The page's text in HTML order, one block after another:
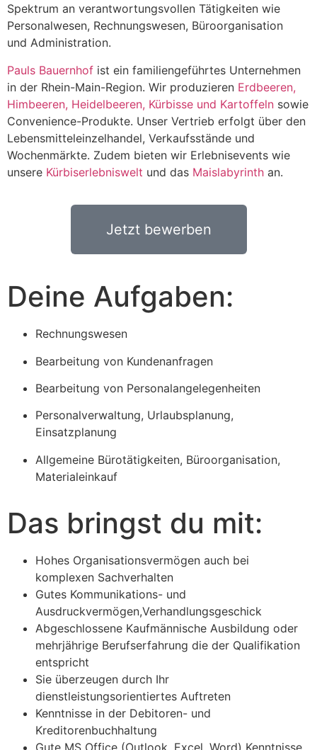
Spektrum an verantwortungsvollen Tätigkeiten wie
Personalwesen, Rechnungswesen, Büroorganisation
und Administration.
Pauls Bauernhof ist ein familiengeführtes Unternehmen
in der Rhein-Main-Region. Wir produzieren Erdbeeren,
Himbeeren, Heidelbeeren, Kürbisse und Kartoffeln sowie
Convenience-Produkte. Unser Vertrieb erfolgt über den
Lebensmitteleinzelhandel, Verkaufsstände und
Wochenmärkte. Zudem bieten wir Erlebnisevents wie
unsere Kürbiserlebniswelt und das Maislabyrinth an.
Jetzt bewerben
Deine Aufgaben:
Rechnungswesen
Bearbeitung von Kundenanfragen
Bearbeitung von Personalangelegenheiten
Personalverwaltung, Urlaubsplanung,
Einsatzplanung
Allgemeine Bürotätigkeiten, Büroorganisation,
Materialeinkauf
Das bringst du mit:
Hohes Organisationsvermögen auch bei
komplexen Sachverhalten
Gutes Kommunikations- und
Ausdruckvermögen,Verhandlungsgeschick
Abgeschlossene Kaufmännische Ausbildung oder
mehrjährige Berufserfahrung die der Qualifikation
entspricht
Sie überzeugen durch Ihr
dienstleistungsorientiertes Auftreten
Kenntnisse in der Debitoren- und
Kreditorenbuchhaltung